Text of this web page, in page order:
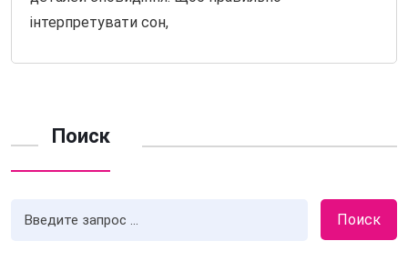
інтерпретувати сон,
Поиск
Поиск